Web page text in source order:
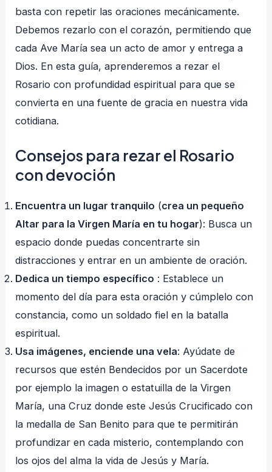
basta con repetir las oraciones mecánicamente.
Debemos rezarlo con el corazón, permitiendo que
cada Ave María sea un acto de amor y entrega a
Dios. En esta guía, aprenderemos a rezar el
Rosario con profundidad espiritual para que se
convierta en una fuente de gracia en nuestra vida
cotidiana.
Consejos para rezar el Rosario
con devoción
Encuentra un lugar tranquilo (crea un pequeño
Altar para la Virgen María en tu hogar): Busca un
espacio donde puedas concentrarte sin
distracciones y entrar en un ambiente de oración.
Dedica un tiempo específico : Establece un
momento del día para esta oración y cúmplelo con
constancia, como un soldado fiel en la batalla
espiritual.
Usa imágenes, enciende una vela: Ayúdate de
recursos que estén Bendecidos por un Sacerdote
por ejemplo la imagen o estatuilla de la Virgen
María, una Cruz donde este Jesús Crucificado con
la medalla de San Benito para que te permitirán
profundizar en cada misterio, contemplando con
los ojos del alma la vida de Jesús y María.